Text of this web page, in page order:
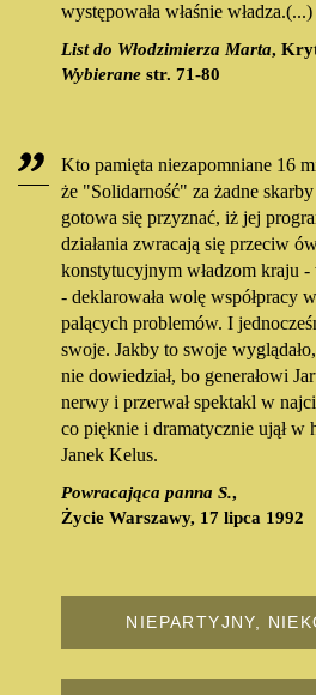
występowała właśnie władza.(...)
List do Włodzimierza Marta,
Wybieranestr. 71-80
Kto pamięta niezapomniane 16
że "Solidarność" za żadne
gotowa się przyznać, iż jej
działania zwracają się przeciw
konstytucyjnym władzom kraju
- deklarowała wolę współpracy
palących problemów. I
swoje. Jakby to swoje
nie dowiedział, bo generałowi
nerwy i przerwał spektakl w
co pięknie i dramatycznie ujął w
Janek Kelus.
Powracająca panna S.,
Życie Warszawy, 17 lipca 1992
NIEPARTYJNY,